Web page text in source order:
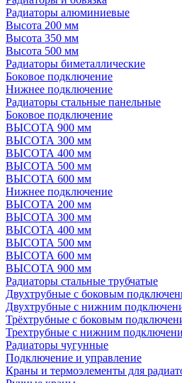
Радиаторы алюминиевые
Высота 200 мм
Высота 350 мм
Высота 500 мм
Радиаторы биметаллические
Боковое подключение
Нижнее подключение
Радиаторы стальные панельные
Боковое подключение
ВЫСОТА 900 мм
ВЫСОТА 300 мм
ВЫСОТА 400 мм
ВЫСОТА 500 мм
ВЫСОТА 600 мм
Нижнее подключение
ВЫСОТА 200 мм
ВЫСОТА 300 мм
ВЫСОТА 400 мм
ВЫСОТА 500 мм
ВЫСОТА 600 мм
ВЫСОТА 900 мм
Радиаторы стальные трубчатые
Двухтрубные с боковым
Двухтрубные с нижним
Трёхтрубные с боковым
Трехтрубные с нижним
Радиаторы чугунные
Подключение и управление
Краны и термоэлементы для